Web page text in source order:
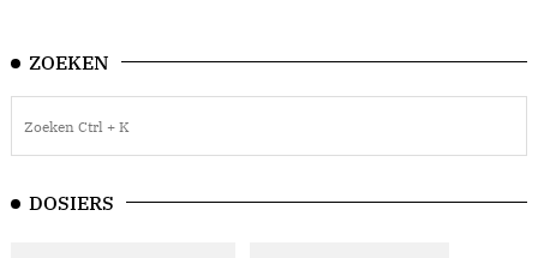
ZOEKEN
DOSIERS